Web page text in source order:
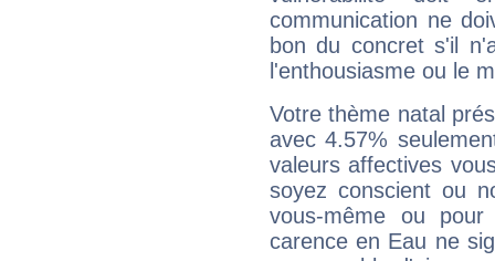
communication ne
bon du concret s'il
l'enthousiasme ou le
Votre thème natal
avec 4.57%
valeurs affectives
soyez conscient ou
vous-même ou
carence en Eau ne